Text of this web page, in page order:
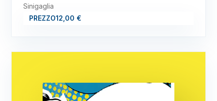
Sinigaglia
PREZZO12,00 €